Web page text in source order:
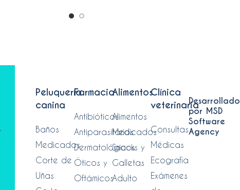
Peluquería
canina
Baños
Medicados
Corte de
Uñas
Farmacia
Antibióticos
Antiparasitarios
Dermatológicos
Óticos y
Oftámicos
Alimentos
Alimentos
Medicados
Snacks y
Galletas
Adulto
Clínica
veterinaria
Consultas
Médicas
Ecografía
Exámenes
Desarrollado
por MSD
Software
Agency